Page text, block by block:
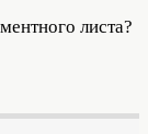
листа?